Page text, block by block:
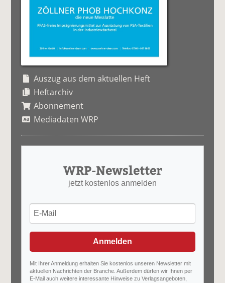
Auszug aus dem aktuellen Heft
Heftarchiv
Abonnement
Mediadaten WRP
WRP-Newsletter
jetzt kostenlos anmelden
Anmelden
Mit Ihrer Anmeldung erhalten Sie kostenlos unseren Newsletter mit
aktuellen Nachrichten der Branche. Außerdem dürfen wir Ihnen per
E-Mail auch weitere interessante Hinweise zu Verlagsangeboten,